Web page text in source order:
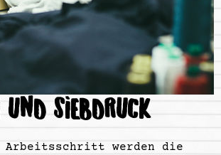
UND SIEBDRUCK
werden die